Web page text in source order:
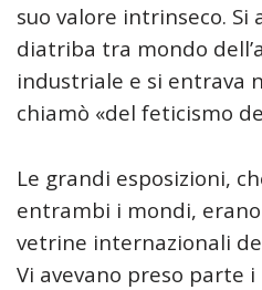
suo valore intrinseco. Si
diatriba tra mondo
industriale e si entrava
chiamò «del feticismo
Le grandi esposizioni,
entrambi i mondi,
vetrine internazionali
Vi avevano preso parte